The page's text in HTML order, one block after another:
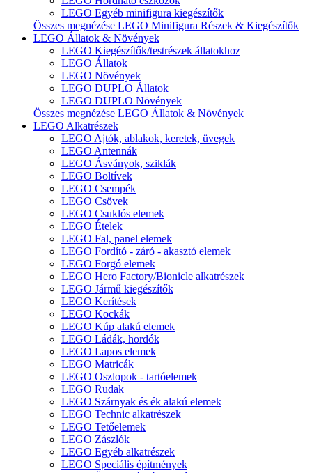
LEGO Egyéb minifigura kiegészítők
Összes megnézése LEGO Minifigura Részek & Kiegészítők
LEGO Állatok & Növények
LEGO Kiegészítők/testrészek állatokhoz
LEGO Állatok
LEGO Növények
LEGO DUPLO Állatok
LEGO DUPLO Növények
Összes megnézése LEGO Állatok & Növények
LEGO Alkatrészek
LEGO Ajtók, ablakok, keretek, üvegek
LEGO Antennák
LEGO Ásványok, sziklák
LEGO Boltívek
LEGO Csempék
LEGO Csövek
LEGO Csuklós elemek
LEGO Ételek
LEGO Fal, panel elemek
LEGO Fordító - záró - akasztó elemek
LEGO Forgó elemek
LEGO Hero Factory/Bionicle alkatrészek
LEGO Jármű kiegészítők
LEGO Kerítések
LEGO Kockák
LEGO Kúp alakú elemek
LEGO Ládák, hordók
LEGO Lapos elemek
LEGO Matricák
LEGO Oszlopok - tartóelemek
LEGO Rudak
LEGO Szárnyak és ék alakú elemek
LEGO Technic alkatrészek
LEGO Tetőelemek
LEGO Zászlók
LEGO Egyéb alkatrészek
LEGO Speciális építmények